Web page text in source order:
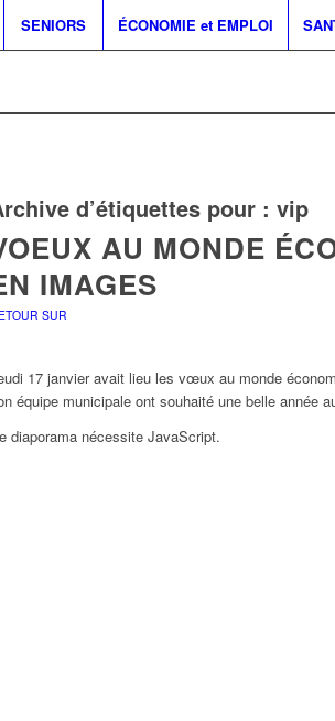
SENIORS ÉCONOMIE et EMPLOI
d’étiquettes pour : vip
AU MONDE
IMAGES
SUR
17 janvier avait lieu les vœux au monde
équipe municipale ont souhaité une belle année
diaporama nécessite JavaScript.